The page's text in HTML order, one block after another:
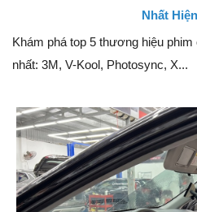
Nhất
Khám phá top 5 thương hiệu
nhất: 3M, V-Kool, Photosync, X...